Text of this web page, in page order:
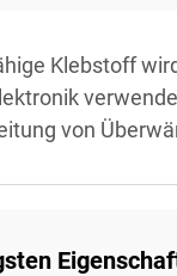
Klebstoff
von